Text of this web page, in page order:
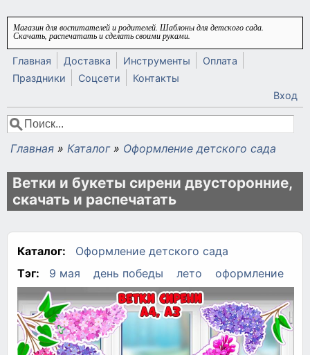
Перейти к основному содержанию
Магазин для воспитателей и родителей. Шаблоны для детского сада.
Скачать, распечатать и сделать своими руками.
Главная Доставка Инструменты
Оплата
Праздники
Соцсети
Контакты
Вход
Форма поиска
Поиск
Вы здесь
Главная » Каталог » Оформление детского сада
Ветки и букеты сирени двусторонние,
скачать и распечатать
Каталог:
Оформление детского сада
Тэг:
9 мая день победы лето оформление